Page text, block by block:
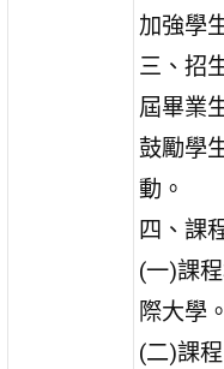
加強學
三、招
屆畢業
鼓勵學
動。
四、課
(一)課
際大學。
(二)課